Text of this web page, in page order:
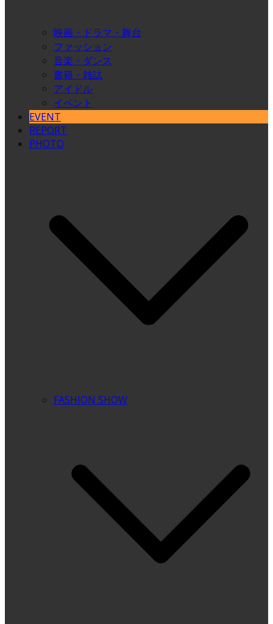
映画・ドラマ・舞台
ファッション
音楽・ダンス
書籍・雑誌
アイドル
イベント
EVENT
REPORT
PHOTO
FASHION SHOW